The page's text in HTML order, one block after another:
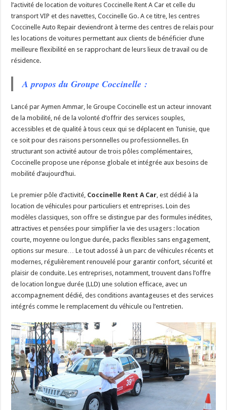
l’activité de location de voitures Coccinelle Rent A Car et celle du
transport VIP et des navettes, Coccinelle Go. A ce titre, les centres
Coccinelle Auto Repair deviendront à terme des centres de relais pour
les locations de voitures permettant aux clients de bénéficier d’une
meilleure flexibilité en se rapprochant de leurs lieux de travail ou de
résidence.
A propos du Groupe Coccinelle :
Lancé par Aymen Ammar, le Groupe Coccinelle est un acteur innovant
de la mobilité, né de la volonté d’offrir des services souples,
accessibles et de qualité à tous ceux qui se déplacent en Tunisie, que
ce soit pour des raisons personnelles ou professionnelles. En
structurant son activité autour de trois pôles complémentaires,
Coccinelle propose une réponse globale et intégrée aux besoins de
mobilité d’aujourd’hui.
Le premier pôle d’activité, Coccinelle Rent A Car, est dédié à la
location de véhicules pour particuliers et entreprises. Loin des
modèles classiques, son offre se distingue par des formules inédites,
attractives et pensées pour simplifier la vie des usagers : location
courte, moyenne ou longue durée, packs flexibles sans engagement,
options sur mesure… Le tout adossé à un parc de véhicules récents et
modernes, régulièrement renouvelé pour garantir confort, sécurité et
plaisir de conduite. Les entreprises, notamment, trouvent dans l’offre
de location longue durée (LLD) une solution efficace, avec un
accompagnement dédié, des conditions avantageuses et des services
intégrés comme le remplacement du véhicule ou l’entretien.